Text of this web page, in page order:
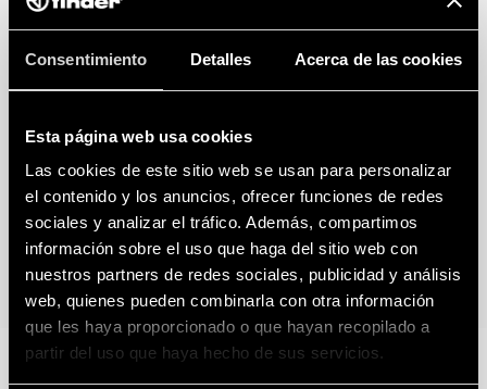
Consentimiento Detalles Acerca de las cookies
Esta página web usa cookies
Las cookies de este sitio web se usan para personalizar
el contenido y los anuncios, ofrecer funciones de redes
sociales y analizar el tráfico. Además, compartimos
información sobre el uso que haga del sitio web con
nuestros partners de redes sociales, publicidad y análisis
web, quienes pueden combinarla con otra información
que les haya proporcionado o que hayan recopilado a
partir del uso que haya hecho de sus servicios.